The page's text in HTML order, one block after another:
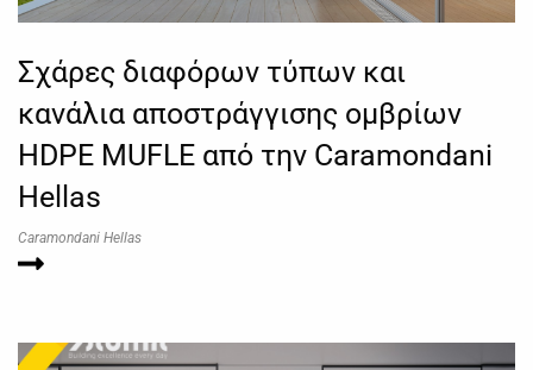
Σχάρες διαφόρων τύπων και
κανάλια αποστράγγισης ομβρίων
HDPE MUFLE από την Caramondani
Hellas
Caramondani Hellas